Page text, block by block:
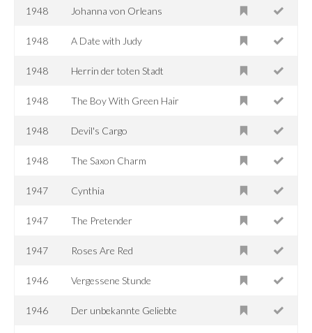
1948 Johanna von Orleans
1948 A Date with Judy
1948 Herrin der toten Stadt
1948 The Boy With Green Hair
1948 Devil's Cargo
1948 The Saxon Charm
1947 Cynthia
1947 The Pretender
1947 Roses Are Red
1946 Vergessene Stunde
1946 Der unbekannte Geliebte